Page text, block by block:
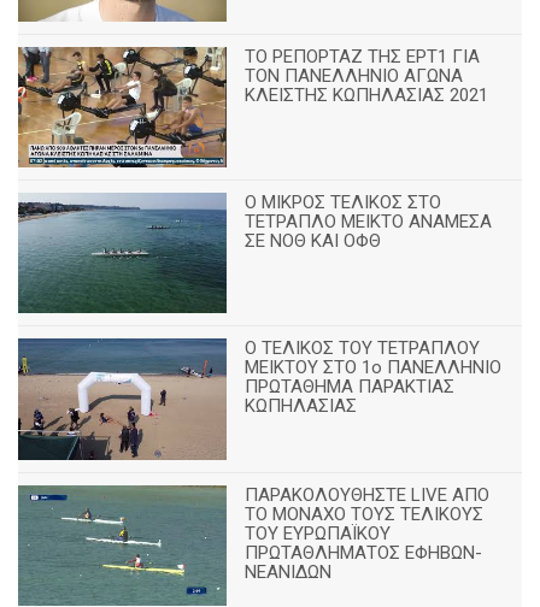
ΤΟ ΡΕΠΟΡΤΑΖ ΤΗΣ ΕΡΤ1 ΓΙΑ
ΤΟΝ ΠΑΝΕΛΛΗΝΙΟ ΑΓΩΝΑ
ΚΛΕΙΣΤΗΣ ΚΩΠΗΛΑΣΙΑΣ 2021
Ο ΜΙΚΡΟΣ ΤΕΛΙΚΟΣ ΣΤΟ
ΤΕΤΡΑΠΛΟ ΜΕΙΚΤΟ ΑΝΑΜΕΣΑ
ΣΕ ΝΟΘ ΚΑΙ ΟΦΘ
Ο ΤΕΛΙΚΟΣ ΤΟΥ ΤΕΤΡΑΠΛΟΥ
ΜΕΙΚΤΟΥ ΣΤΟ 1ο ΠΑΝΕΛΛΗΝΙΟ
ΠΡΩΤΑΘΗΜΑ ΠΑΡΑΚΤΙΑΣ
ΚΩΠΗΛΑΣΙΑΣ
ΠΑΡΑΚΟΛΟΥΘΗΣΤΕ LIVE ΑΠΟ
ΤΟ ΜΟΝΑΧΟ ΤΟΥΣ ΤΕΛΙΚΟΥΣ
ΤΟΥ ΕΥΡΩΠΑΪΚΟΥ
ΠΡΩΤΑΘΛΗΜΑΤΟΣ ΕΦΗΒΩΝ-
ΝΕΑΝΙΔΩΝ